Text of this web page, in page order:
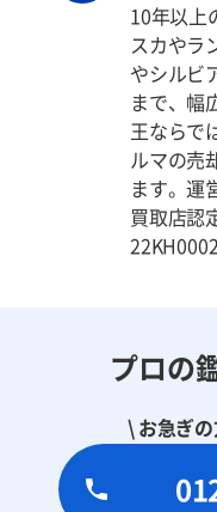
10年以上
スカやラ
やシルビ
まで、幅
王ならで
ルマの売
ます。運
買取店認
プロの
\ お急ぎ